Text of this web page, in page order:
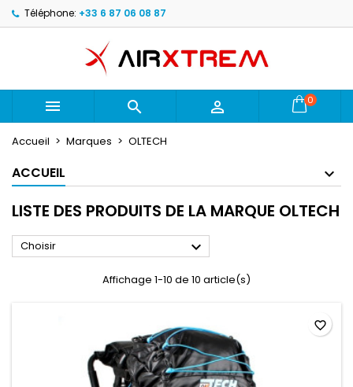
Téléphone: +33 6 87 06 08 87
   0
Accueil Marques OLTECH
ACCUEIL
LISTE DES PRODUITS DE LA MARQUE OLTECH
Choisir 
Affichage 1-10 de 10 article(s)
favorite_border
Mes listes d'envies ×
Créer une nouvelle liste
((modalTitle)) ×
((confirmMessage))
((cancelText)) ((modalDeleteText))
Créer une liste d'envies ×
Nom de la liste d'envies
Connexion ×
Vous devez être connecté pour ajouter des produits